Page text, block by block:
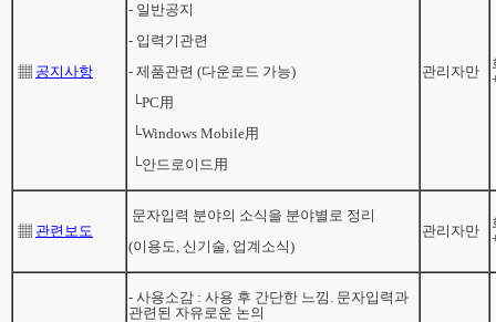
▦ 공지사항
- 일반공지
- 입력기관련
- 제품관련 (다운로드 가능)
└PC用
└Windows Mobile用
└안드로이드用
관리자만
▦ 관련보도
문자입력 분야의 소식을 분야별로 정리
(이용도, 신기술, 업계소식)
관리자만
- 사용소감 : 사용 후 간단한 느낌. 문자입력과
관련된 자유로운 논의